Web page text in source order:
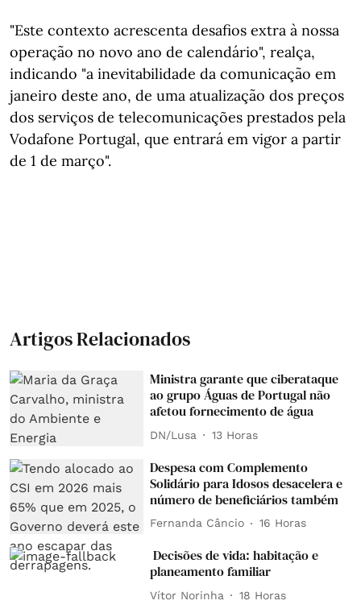
"Este contexto acrescenta desafios extra à nossa
operação no novo ano de calendário", realça,
indicando "a inevitabilidade da comunicação em
janeiro deste ano, de uma atualização dos preços
dos serviços de telecomunicações prestados pela
Vodafone Portugal, que entrará em vigor a partir
de 1 de março".
Artigos Relacionados
Ministra garante que ciberataque
ao grupo Águas de Portugal não
afetou fornecimento de água
DN/Lusa 13 Horas
Despesa com Complemento
Solidário para Idosos desacelera e
número de beneficiários também
Fernanda Câncio 16 Horas
Decisões de vida: habitação e
planeamento familiar
Vítor Norinha 18 Horas